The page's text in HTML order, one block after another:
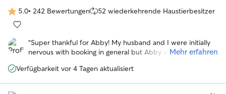
Whether your cat has medical needs, behavioral quirks, or
just needs some quality company, I've got it covered. My
goal? To become their other favorite human! 😸 I do work full
time at an animal rescue, but I have consistent days off and
will always get back to you promptly. Can't wait to meet your
5.0
von
Sternen
5.0• 242 Bewertungen 52 wiederkehrende Haustierbesitzer
“Super thankful for Abby! My husband and I were initially
nervous with booking in general but Abby walked us
loved her the first time they met her and everything went
Mehr erfahren
Verfügbarkeit vor 4 Tagen aktualisiert